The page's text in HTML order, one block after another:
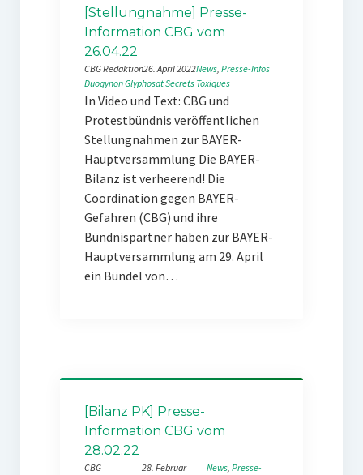
[Stellungnahme] Presse-
Information CBG vom
26.04.22
CBG Redaktion26. April 2022News, Presse-Infos
DuogynonGlyphosatSecrets Toxiques
In Video und Text: CBG und
Protestbündnis veröffentlichen
Stellungnahmen zur BAYER-
Hauptversammlung Die BAYER-
Bilanz ist verheerend! Die
Coordination gegen BAYER-
Gefahren (CBG) und ihre
Bündnispartner haben zur BAYER-
Hauptversammlung am 29. April
ein Bündel von…
[Bilanz PK] Presse-
Information CBG vom
28.02.22
CBG
28. Februar
News, Presse-